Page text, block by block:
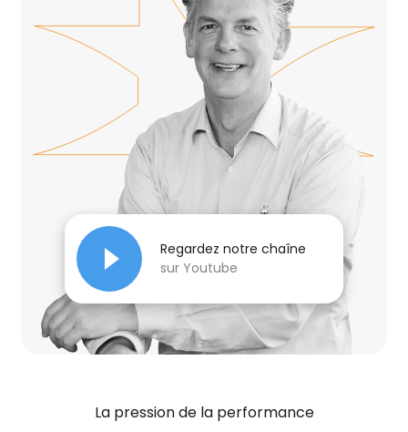
Regardez notre chaîne
sur Youtube
La pression de la performance